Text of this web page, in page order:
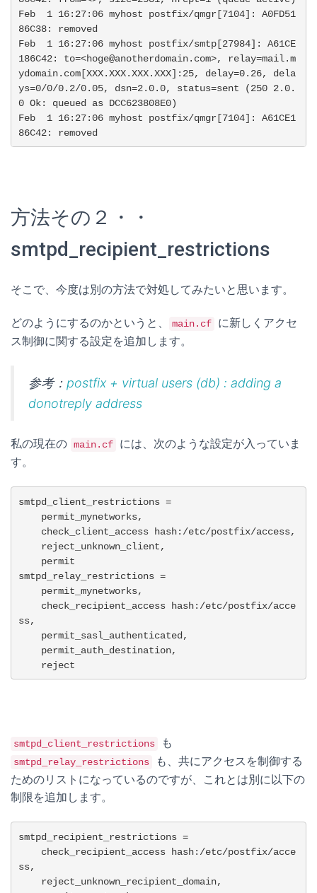
Feb  1 16:27:06 myhost postfix/qmgr[7104]: A0FD51
86C38: removed
Feb  1 16:27:06 myhost postfix/smtp[27984]: A61CE
186C42: to=<hoge@anotherdomain.com>, relay=mail.m
ydomain.com[XXX.XXX.XXX.XXX]:25, delay=0.26, dela
ys=0/0/0.2/0.05, dsn=2.0.0, status=sent (250 2.0.
0 Ok: queued as DCC623808E0)
Feb  1 16:27:06 myhost postfix/qmgr[7104]: A61CE1
86C42: removed
方法その２・・
smtpd_recipient_restrictions
そこで、今度は別の方法で対処してみたいと思います。
どのようにするのかというと、 main.cf
に新しくアクセ
ス制御に関する設定を追加します。
参考： postfix + virtual users (db) : adding a
donotreply address
私の現在の main.cf
には、次のような設定が入っていま
す。
smtpd_client_restrictions =
smtpd_relay_restrictions =
ss,
    reject
smtpd_client_restrictions も
smtpd_relay_restrictions
も、共にアクセスを制御する
ためのリストになっているのですが、これとは別に以下の
制限を追加します。
smtpd_recipient_restrictions =
ss,